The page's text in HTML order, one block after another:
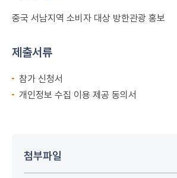
중국 서남지역 소비자 대상 방한관광 홍보
제출서류
참가 신청서
개인정보 수집 이용 제공 동의서
첨부파일